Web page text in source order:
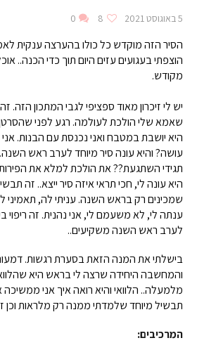
5 באוגוסט 2021 8
0
הסיר הזה מוקדש כל כולו בהערצה ענקית
הוצפתי בעגועים עזים היום תוך כדי הכנה..
מקודש.
יש לי זיכרון מאוד ספציפי לגבי המתכון הזה.
שאמא שלי הולכת לעולמה. רגע לפני
היא יושבת במטבח ואני נכנסת עם הבנות.
עושה? והיא עונה סיר מיוחד לערב ראש
תגידי השתגעת?? את הולכת למלא את
היא עונה לי, חכי תראי איזה סיר ייצא.. זה
שמכינים רק בראש השנה. עניתי לה, תאמיני
ענתה לי, לא משעמם לי, אני נהנית. זה ריפוי
לערב ראש השנה משקיעים..
בישלתי את המנה הזאת בסערת רגשות. דמעות
והמחשבה היחידה שרצה לי בראש היא
מלמעלה.. הלוואי והיא רואה איך אני
תבשיל מיוחד שלמדתי ממנה רק מלראות וכן
המרכיבים: